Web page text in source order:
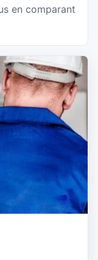
en comparant